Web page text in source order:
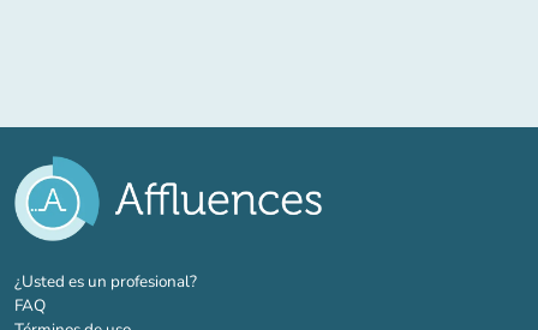
¿Usted es un profesional?(nueva pestaña)
FAQ